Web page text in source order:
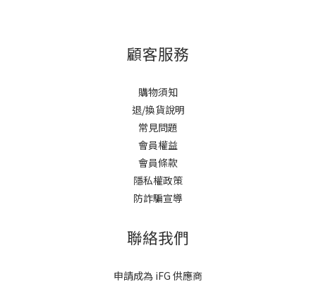
顧客服務
購物須知
退/換貨說明
常見問題
會員權益
會員條款
隱私權政策
防詐騙宣導
聯絡我們
申請成為 iFG 供應商